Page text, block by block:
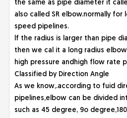
the same as pipe diameter it
also called SR elbow.normally
speed pipelines.
lf the radius is larger than pipe
then we cal it a long radius
high pressure andhigh flow rate
Classified by Direction Angle
As we know,.according to fuid
pipelines,elbow can be divided
such as 45 degree, 9o